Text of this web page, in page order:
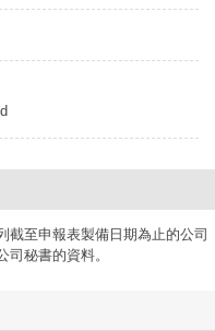
截至申報表製備日期為止的公司
秘書的資料。